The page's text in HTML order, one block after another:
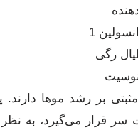
1
رگی
مثبتی بر رشد موها
سر قرار می‌گیرد، به